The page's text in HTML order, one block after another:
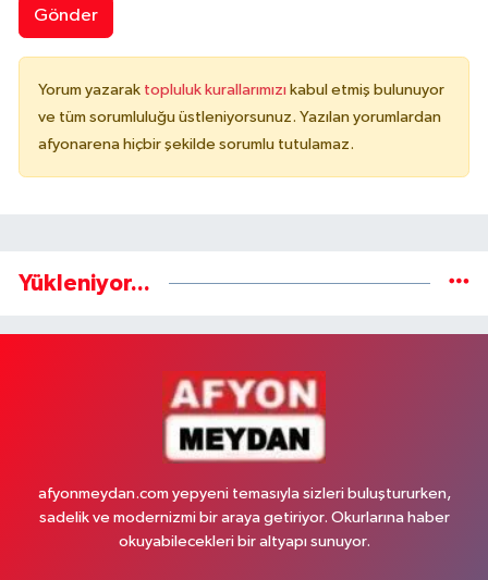
Gönder
Yorum yazarak topluluk kurallarımızı kabul etmiş bulunuyor
ve tüm sorumluluğu üstleniyorsunuz. Yazılan yorumlardan
afyonarena hiçbir şekilde sorumlu tutulamaz.
Yükleniyor...
afyonmeydan.com yepyeni temasıyla sizleri buluştururken,
sadelik ve modernizmi bir araya getiriyor. Okurlarına haber
okuyabilecekleri bir altyapı sunuyor.